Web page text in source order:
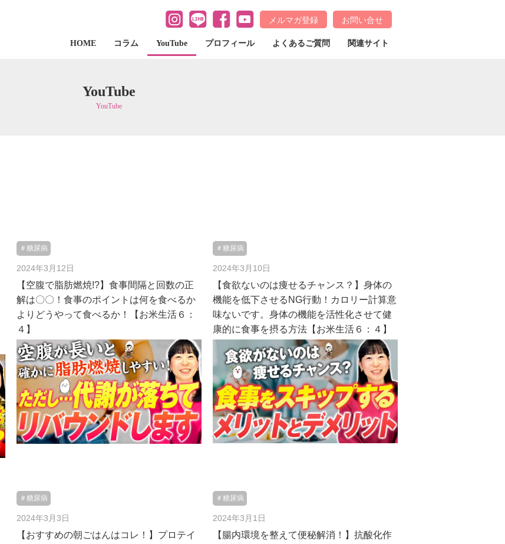
メルマガ登録 お問い合せ
HOME コラム YouTube プロフィール よくあるご質問 関連サイト
YouTube
YouTube
＃糖尿病
2024年3月12日
【空腹で脂肪燃焼!?】食事間隔と回数の正
解は〇〇！食事のポイントは何を食べるか
よりどうやって食べるか！【お米生活６：
４】
＃糖尿病
2024年3月10日
【食欲ないのは痩せるチャンス？】身体の
機能を低下させるNG行動！カロリー計算意
味ないです。身体の機能を活性化させて健
康的に食事を摂る方法【お米生活６：４】
＃糖尿病
2024年3月3日
【おすすめの朝ごはんはコレ！】プロテイ
＃糖尿病
2024年3月1日
【腸内環境を整えて便秘解消！】抗酸化作